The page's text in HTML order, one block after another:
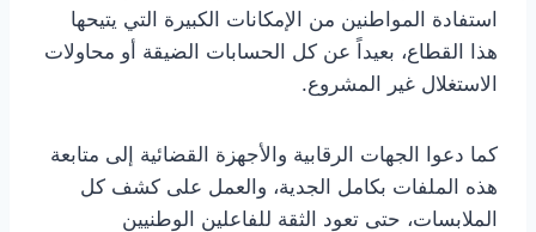
استفادة المواطنين من الإمكانات الكبيرة التي يتيحها
هذا القطاع، بعيداً عن كل الحسابات الضيقة أو محاولات
الاستغلال غير المشروع.
كما دعوا الجهات الرقابية والأجهزة القضائية إلى متابعة
هذه الملفات بكامل الجدية، والعمل على كشف كل
الملابسات، حتى تعود الثقة للفاعلين الوطنيين